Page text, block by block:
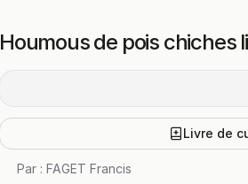
Houmous de pois chiches
Livre de
Par : FAGET Francis